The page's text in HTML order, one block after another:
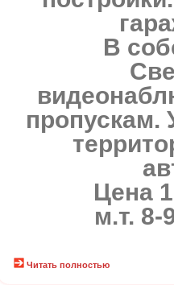
В
пропускам.
Цена
м.т. 8-
Читать полностью